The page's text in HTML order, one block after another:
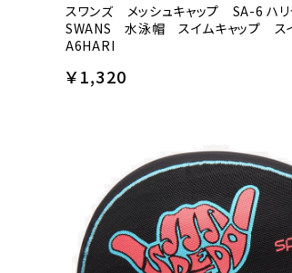
スワンズ メッシュキャップ SA-6 ハ
SWANS 水泳帽 スイムキャップ ス
A6HARI
￥1,320